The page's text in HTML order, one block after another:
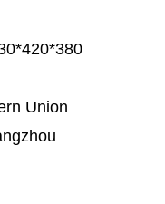
Union